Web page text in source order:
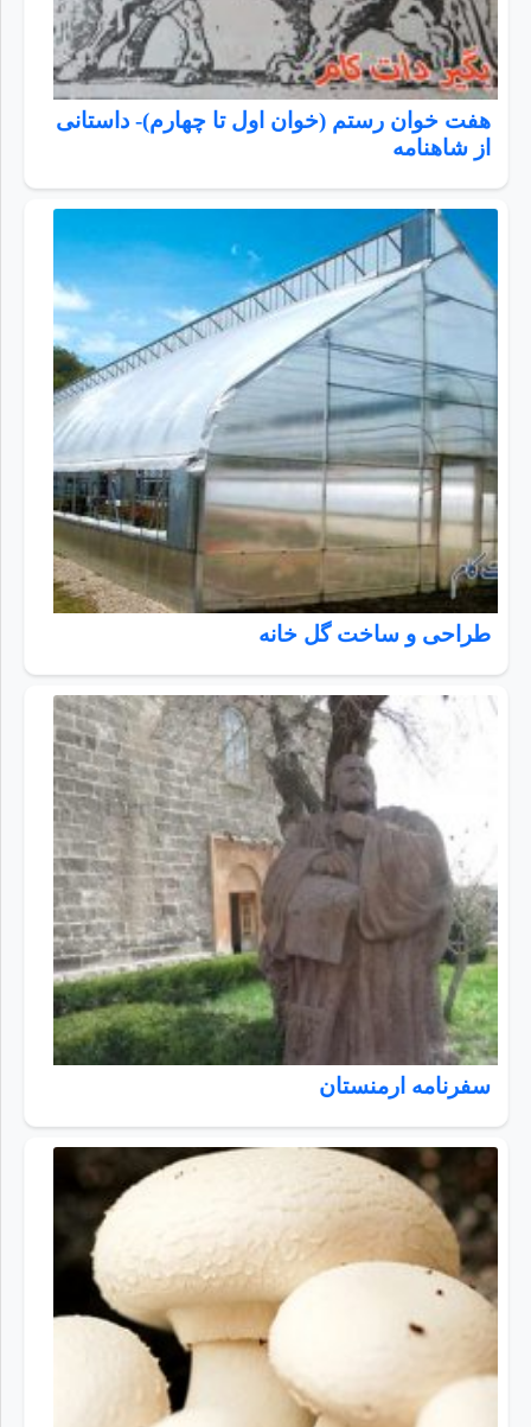
هفت خوان رستم (خوان اول تا چهارم)- داستانی
از شاهنامه
طراحی و ساخت گل خانه
سفرنامه ارمنستان